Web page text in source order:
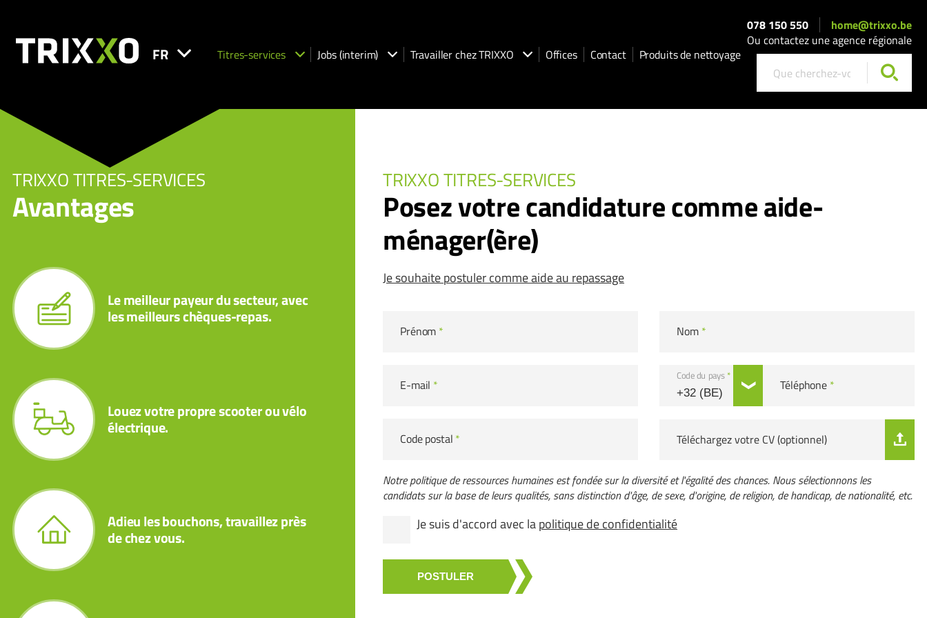
FR Titres-services Jobs (interim) Travailler chez TRIXXO Offices Contact Produits de nettoyage
078 150 550
home@trixxo.be
Ou contactez une agence régionale
TRIXXO TITRES-SERVICES
Avantages
Le meilleur payeur du secteur, avec
les meilleurs chèques-repas.
Louez votre propre scooter ou vélo
électrique.
Adieu les bouchons, travaillez près
de chez vous.
TRIXXO TITRES-SERVICES
Posez votre candidature comme aide-
ménager(ère)
Je souhaite postuler comme aide au repassage
Prénom * Nom *
E-mail *
Code du pays *
Téléphone *
Code postal * Téléchargez votre CV (optionnel)
Notre politique de ressources humaines est fondée sur la diversité et l'égalité des chances. Nous sélectionnons les
candidats sur la base de leurs qualités, sans distinction d'âge, de sexe, d'origine, de religion, de handicap, de nationalité, etc.
Je suis d'accord avec lapolitique de confidentialité
POSTULER